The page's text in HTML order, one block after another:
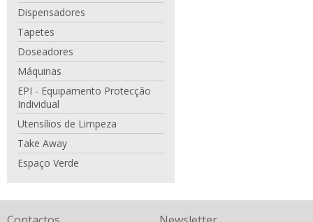
Dispensadores
Tapetes
Doseadores
Máquinas
EPI - Equipamento Protecção
Individual
Utensílios de Limpeza
Take Away
Espaço Verde